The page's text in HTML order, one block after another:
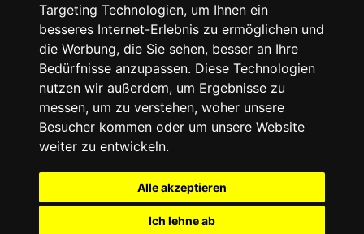
Targeting Technologien, um Ihnen ein
besseres Internet-Erlebnis zu ermöglichen und
die Werbung, die Sie sehen, besser an Ihre
Bedürfnisse anzupassen. Diese Technologien
nutzen wir außerdem, um Ergebnisse zu
messen, um zu verstehen, woher unsere
Besucher kommen oder um unsere Website
weiter zu entwickeln.
Alle akzeptieren
Ich lehne ab